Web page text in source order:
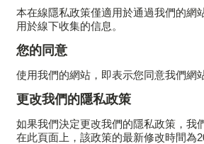
本在線隱私政策僅適用於通過我們的網
用於線下收集的信息。
您的同意
使用我們的網站，即表示您同意我們網
更改我們的隱私政策
如果我們決定更改我們的隱私政策，我
在此頁面上，該政策的最新修改時間為